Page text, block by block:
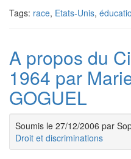
Tags: race, Etats-Unis,
A propos du
1964 par
GOGUEL
Soumis le 27/12/2006 par
Droit et discriminations